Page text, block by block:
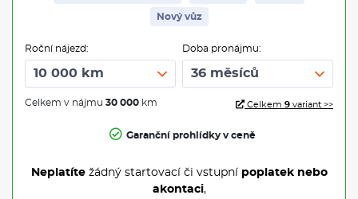
Nový vůz
Roční nájezd:
Celkem v nájmu 30 000 km
Doba pronájmu:
Celkem 9 variant >>
Garanční prohlídky v ceně
Neplatítežádný startovací či vstupní poplatek nebo
akontaci,